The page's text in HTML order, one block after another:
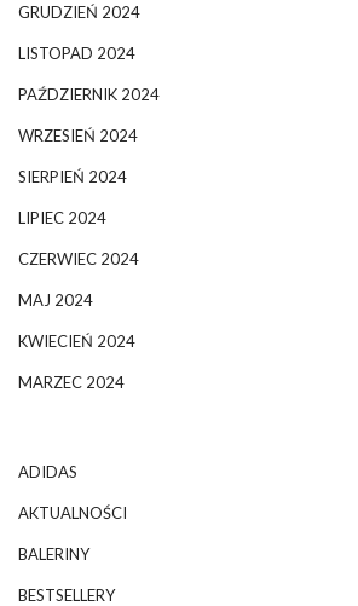
GRUDZIEŃ 2024
LISTOPAD 2024
PAŹDZIERNIK 2024
WRZESIEŃ 2024
SIERPIEŃ 2024
LIPIEC 2024
CZERWIEC 2024
MAJ 2024
KWIECIEŃ 2024
MARZEC 2024
ADIDAS
AKTUALNOŚCI
BALERINY
BESTSELLERY